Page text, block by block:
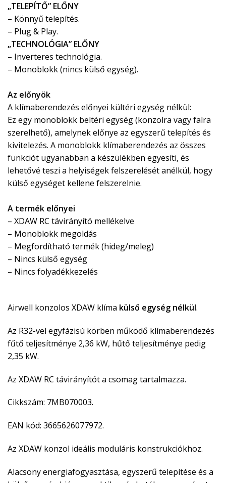
„TELEPÍTŐ” ELŐNY
– Könnyű telepítés.
– Plug & Play.
„TECHNOLÓGIA” ELŐNY
– Inverteres technológia.
– Monoblokk (nincs külső egység).
Az előnyök
A klímaberendezés előnyei kültéri egység nélkül:
Ez egy monoblokk beltéri egység (konzolra vagy falra
szerelhető), amelynek előnye az egyszerű telepítés és
kivitelezés. A monoblokk klímaberendezés az összes
funkciót ugyanabban a készülékben egyesíti, és
lehetővé teszi a helyiségek felszerelését anélkül, hogy
külső egységet kellene felszerelnie.
A termék előnyei
– XDAW RC távirányító mellékelve
– Monoblokk megoldás
– Megfordítható termék (hideg/meleg)
– Nincs külső egység
– Nincs folyadékkezelés
Airwell konzolos XDAW klíma külső egység nélkül.
Az R32-vel egyfázisú körben működő klímaberendezés
fűtő teljesítménye 2,36 kW, hűtő teljesítménye pedig
2,35 kW.
Az XDAW RC távirányítót a csomag tartalmazza.
Cikkszám: 7MB070003.
EAN kód: 3665626077972.
Az XDAW konzol ideális moduláris konstrukciókhoz.
Alacsony energiafogyasztása, egyszerű telepítése és a